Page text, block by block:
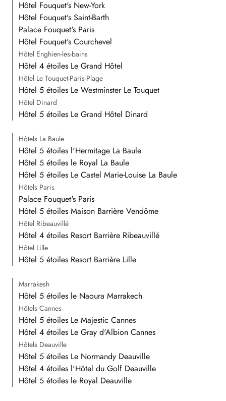
Hôtel Fouquet's New-York
Hôtel Fouquet's Saint-Barth
Palace Fouquet's Paris
Hôtel Fouquet's Courchevel
Hôtel Enghien-les-bains
Hôtel 4 étoiles Le Grand Hôtel
Hôtel Le Touquet-Paris-Plage
Hôtel 5 étoiles Le Westminster Le Touquet
Hôtel Dinard
Hôtel 5 étoiles Le Grand Hôtel Dinard
Hôtels La Baule
Hôtel 5 étoiles l'Hermitage La Baule
Hôtel 5 étoiles le Royal La Baule
Hôtel 5 étoiles Le Castel Marie-Louise La Baule
Hôtels Paris
Palace Fouquet's Paris
Hôtel 5 étoiles Maison Barrière Vendôme
Hôtel Ribeauvillé
Hôtel 4 étoiles Resort Barrière Ribeauvillé
Hôtel Lille
Hôtel 5 étoiles Resort Barrière Lille
Marrakesh
Hôtel 5 étoiles le Naoura Marrakech
Hôtels Cannes
Hôtel 5 étoiles Le Majestic Cannes
Hôtel 4 étoiles Le Gray d'Albion Cannes
Hôtels Deauville
Hôtel 5 étoiles Le Normandy Deauville
Hôtel 4 étoiles l'Hôtel du Golf Deauville
Hôtel 5 étoiles le Royal Deauville